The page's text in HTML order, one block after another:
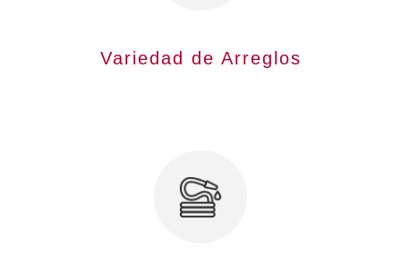
Variedad de Arreglos